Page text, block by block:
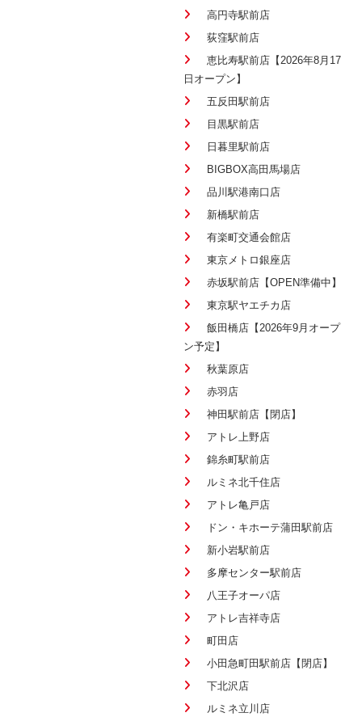
高円寺駅前店
荻窪駅前店
恵比寿駅前店【2026年8月17
日オープン】
五反田駅前店
目黒駅前店
日暮里駅前店
BIGBOX高田馬場店
品川駅港南口店
新橋駅前店
有楽町交通会館店
東京メトロ銀座店
赤坂駅前店【OPEN準備中】
東京駅ヤエチカ店
飯田橋店【2026年9月オープ
ン予定】
秋葉原店
赤羽店
神田駅前店【閉店】
アトレ上野店
錦糸町駅前店
ルミネ北千住店
アトレ亀戸店
ドン・キホーテ蒲田駅前店
新小岩駅前店
多摩センター駅前店
八王子オーパ店
アトレ吉祥寺店
町田店
小田急町田駅前店【閉店】
下北沢店
ルミネ立川店